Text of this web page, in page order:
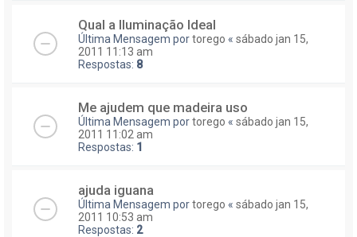
Qual a Iluminação Ideal
Última Mensagem portorego « sábado jan 15,
2011 11:13 am
Respostas: 8
Me ajudem que madeira uso
Última Mensagem portorego « sábado jan 15,
2011 11:02 am
Respostas: 1
ajuda iguana
Última Mensagem portorego « sábado jan 15,
2011 10:53 am
Respostas: 2